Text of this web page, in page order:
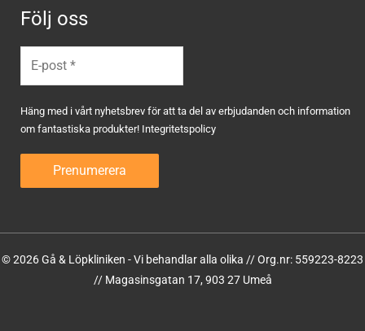
Följ oss
Häng med i vårt nyhetsbrev för att ta del av erbjudanden och information
om fantastiska produkter! Integritetspolicy
© 2026 Gå & Löpkliniken - Vi behandlar alla olika // Org.nr: 559223-8223
// Magasinsgatan 17, 903 27 Umeå